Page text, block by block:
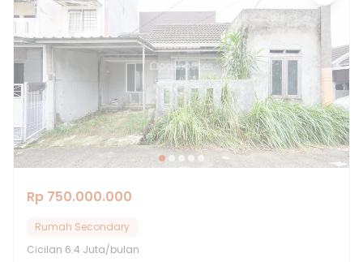
Rp 750.000.000
Rumah Secondary
Cicilan 6.4 Juta/bulan